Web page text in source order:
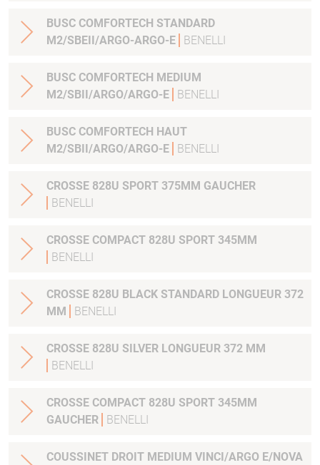
BUSC COMFORTECH STANDARD
M2/SBEII/ARGO-ARGO-E
BENELLI
BUSC COMFORTECH MEDIUM
M2/SBII/ARGO/ARGO-E
BENELLI
BUSC COMFORTECH HAUT
M2/SBII/ARGO/ARGO-E
BENELLI
CROSSE 828U SPORT 375MM GAUCHER
BENELLI
CROSSE COMPACT 828U SPORT 345MM
BENELLI
CROSSE 828U BLACK STANDARD LONGUEUR 372
MM
BENELLI
CROSSE 828U SILVER LONGUEUR 372 MM
BENELLI
CROSSE COMPACT 828U SPORT 345MM
GAUCHER
BENELLI
COUSSINET DROIT MEDIUM VINCI/ARGO E/NOVA